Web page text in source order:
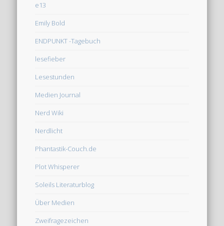
e13
Emily Bold
ENDPUNKT -Tagebuch
lesefieber
Lesestunden
Medien Journal
Nerd Wiki
Nerdlicht
Phantastik-Couch.de
Plot Whisperer
Soleils Literaturblog
Über Medien
Zweifragezeichen